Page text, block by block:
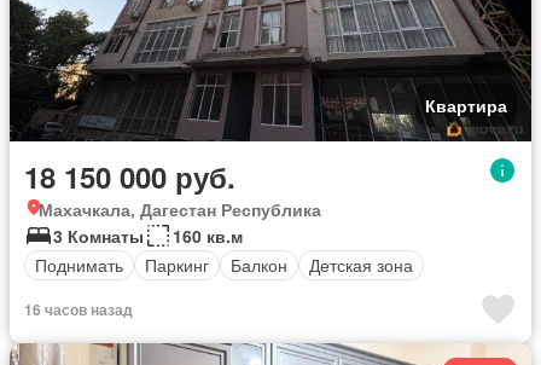
Квартира
18 150 000 руб.
Махачкала, Дагестан Республика
3 Комнаты
160 кв.м
Поднимать
Паркинг Балкон Детская зона
16 часов назад